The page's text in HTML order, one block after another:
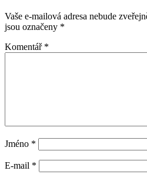
Vaše e-mailová adresa nebude
jsou označeny *
Komentář *
Jméno *
E-mail *